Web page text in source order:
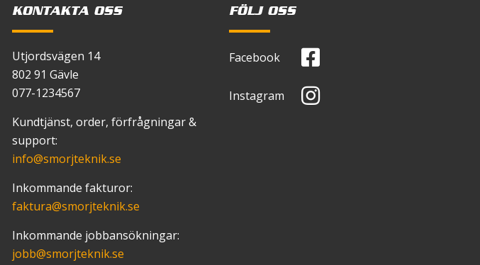
KONTAKTA OSS
Utjordsvägen 14
802 91 Gävle
077-1234567
Kundtjänst, order, förfrågningar &
support:
info@smorjteknik.se
Inkommande fakturor:
faktura@smorjteknik.se
Inkommande jobbansökningar:
jobb@smorjteknik.se
FÖLJ OSS
Facebook
Instagram